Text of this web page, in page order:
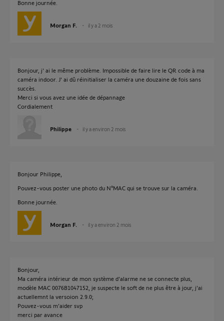
Bonne journée.
Morgan F. il y a 2 mois
Bonjour, j' ai le même problème. Impossible de faire lire le QR code à ma
caméra indoor. J' ai dû réinitialiser la caméra une douzaine de fois sans
succès.
Merci si vous avez une idée de dépannage
Cordialement
Philippe il y a environ 2 mois
Bonjour Philippe,
Pouvez-vous poster une photo du N°MAC qui se trouve sur la caméra.
Bonne journée.
Morgan F. il y a environ 2 mois
Bonjour,
Ma caméra intérieur de mon système d'alarme ne se connecte plus,
modèle MAC 0076B1047152, je suspecte le soft de ne plus être à jour, j'ai
actuellemnt la versoion 2.9.0;
Pouvez-vous m'aider svp
merci par avance